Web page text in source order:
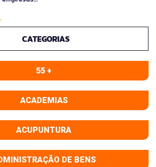
CATEGORIAS
55 +
ACADEMIAS
ACUPUNTURA
DE BENS